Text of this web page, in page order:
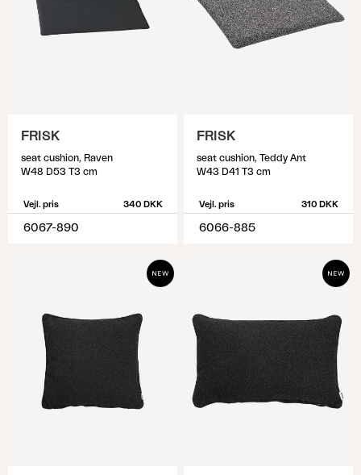
FRISK
seat cushion, Raven
W48 D53 T3 cm
Vejl. pris 340 DKK
6067-890
FRISK
seat cushion, Teddy Ant
W43 D41 T3 cm
Vejl. pris 310 DKK
6066-885